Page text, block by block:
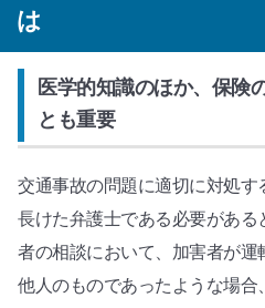
は
医学的知識のほか、保険
とも重要
交通事故の問題に適切に対処す
長けた弁護士である必要があ
者の相談において、加害者が
他人のものであったような場